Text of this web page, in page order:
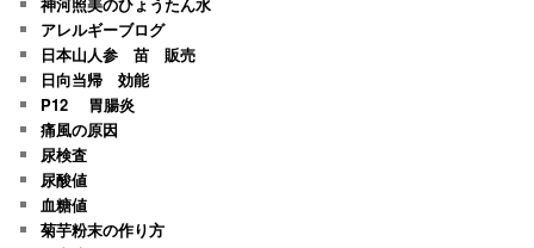
アレルギーブログ
日本山人参 苗 販売
日向当帰 効能
P12 胃腸炎
痛風の原因
尿検査
尿酸値
血糖値
菊芋粉末の作り方